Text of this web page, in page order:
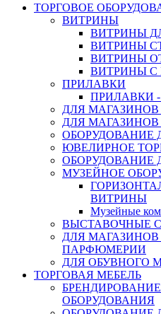
ТОРГОВОЕ
ВИТРИНЫ
ВИТРИНЫ
ВИТРИНЫ
ВИТРИНЫ
ВИТРИНЫ С
ПРИЛАВКИ
ПРИЛАВКИ
ДЛЯ
ДЛЯ
ОБОРУДОВАНИЕ
ЮВЕЛИРНОЕ
ОБОРУДОВАНИЕ
МУЗЕЙНОЕ
ВИТРИНЫ
Музейные
ВЫСТАВОЧНЫЕ
ДЛЯ
ПАРФЮМЕРИИ
ДЛЯ ОБУВНОГО
ТОРГОВАЯ МЕБЕЛЬ
ОБОРУДОВАНИЯ